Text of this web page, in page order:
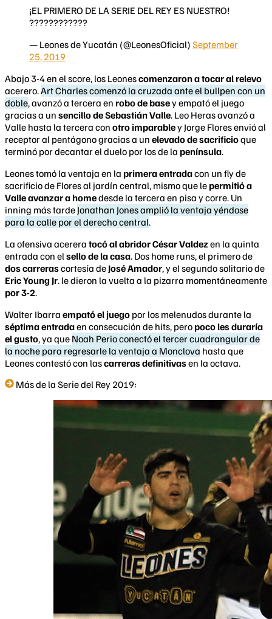
¡EL PRIMERO DE LA SERIE DEL REY ES NUESTRO!
????????????
— Leones de Yucatán (@LeonesOficial) September
25, 2019
Abajo 3-4 en el score, los Leonescomenzaron a tocar al relevo
acerero.Art Charles comenzó la cruzada ante el bullpen con un
doble, avanzó a tercera en robo de basey empató el juego
gracias a un sencillo de Sebastián Valle. Leo Heras avanzó a
Valle hasta la tercera con otro imparabley Jorge Flores envió al
receptor al pentágono gracias a un elevado de sacrificioque
terminó por decantar el duelo por los de la península.
Leones tomó la ventaja en la primera entradacon un fly de
sacrificio de Flores al jardín central, mismo que le permitió a
Valle avanzar a homedesde la tercera en pisa y corre. Un
inning más tarde Jonathan Jones amplió la ventaja yéndose
para la calle por el derecho central.
La ofensiva acerera tocó al abridor César Valdez en la quinta
entrada con el sello de la casa. Dos home runs, el primero de
dos carrerascortesía de José Amador, y el segundo solitario de
Eric Young Jr. le dieron la vuelta a la pizarra momentáneamente
por 3-2.
Walter Ibarra empató el juego por los melenudos durante la
séptima entradaen consecución de hits, pero poco les duraría
el gusto, ya que Noah Perio conectó el tercer cuadrangular de
la noche para regresarle la ventaja a Monclova hasta que
Leones contestó con lascarreras definitivasen la octava.
Más de la Serie del Rey 2019: